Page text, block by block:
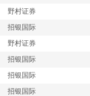
野村证券
招银国际
野村证券
招银国际
招银国际
招银国际